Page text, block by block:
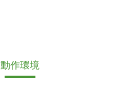
動作環境